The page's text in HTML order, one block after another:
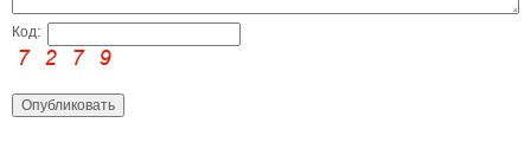
Код: